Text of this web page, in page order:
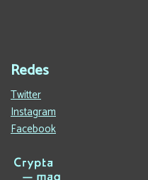
Redes
Twitter
Instagram
Facebook